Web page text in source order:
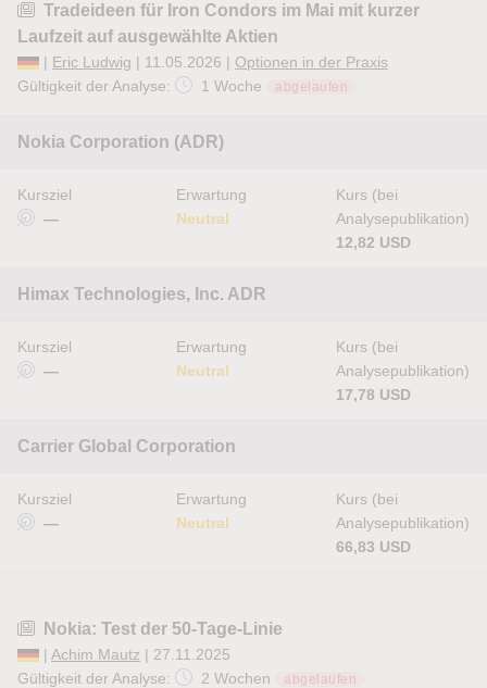
Tradeideen für Iron Condors im Mai mit kurzer
Laufzeit auf ausgewählte Aktien
| Eric Ludwig | 11.05.2026 | Optionen in der Praxis
Gültigkeit der Analyse:
1 Woche abgelaufen
Nokia Corporation (ADR)
Kursziel
—
Erwartung
Neutral
Kurs (bei
Analysepublikation)
12,82 USD
Himax Technologies, Inc. ADR
Kursziel
—
Erwartung
Neutral
Kurs (bei
Analysepublikation)
17,78 USD
Carrier Global Corporation
Kursziel
—
Erwartung
Neutral
Kurs (bei
Analysepublikation)
66,83 USD
Nokia: Test der 50-Tage-Linie
| Achim Mautz | 27.11.2025
Gültigkeit der Analyse:
2 Wochen abgelaufen